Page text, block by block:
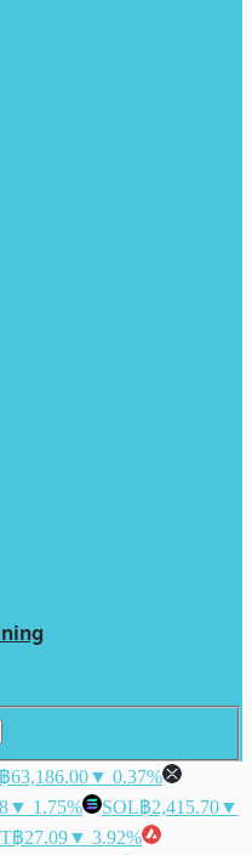
฿63,186.00▼ 0.37%
▼ 1.75% SOL฿2,415.70▼
฿27.09▼ 3.92%